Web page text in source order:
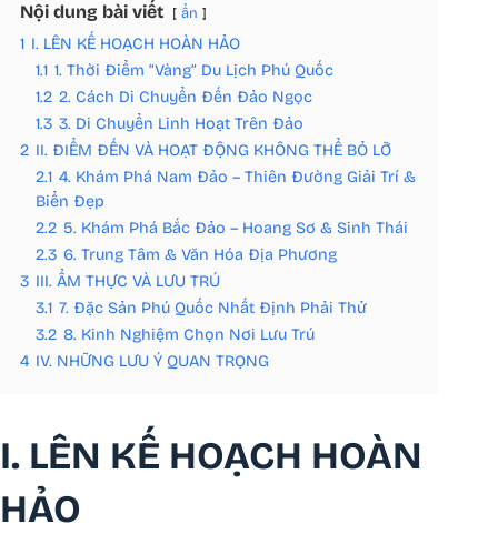
Nội dung bài viết ẩn
1 I. LÊN KẾ HOẠCH HOÀN HẢO
1.1 1. Thời Điểm “Vàng” Du Lịch Phú Quốc
1.2 2. Cách Di Chuyển Đến Đảo Ngọc
1.3 3. Di Chuyển Linh Hoạt Trên Đảo
2 II. ĐIỂM ĐẾN VÀ HOẠT ĐỘNG KHÔNG THỂ BỎ LỠ
2.1 4. Khám Phá Nam Đảo – Thiên Đường Giải Trí &
Biển Đẹp
2.2 5. Khám Phá Bắc Đảo – Hoang Sơ & Sinh Thái
2.3 6. Trung Tâm & Văn Hóa Địa Phương
3 III. ẨM THỰC VÀ LƯU TRÚ
3.1 7. Đặc Sản Phú Quốc Nhất Định Phải Thử
3.2 8. Kinh Nghiệm Chọn Nơi Lưu Trú
4 IV. NHỮNG LƯU Ý QUAN TRỌNG
I. LÊN KẾ HOẠCH HOÀN
HẢO